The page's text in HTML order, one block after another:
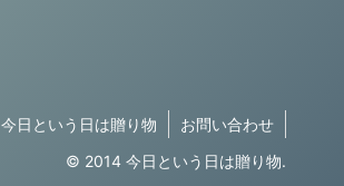
今日という日は贈り物
お問い合わせ
© 2014 今日という日は贈り物.